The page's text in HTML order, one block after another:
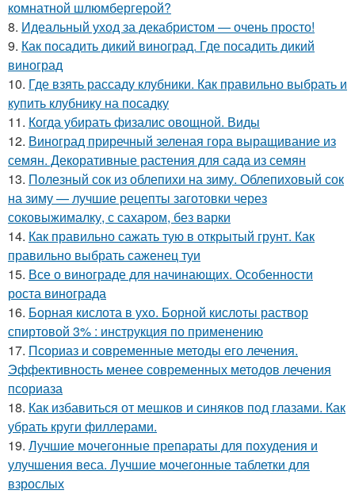
комнатной шлюмбергерой?
8. Идеальный уход за декабристом — очень просто!
9. Как посадить дикий виноград. Где посадить дикий
виноград
10. Где взять рассаду клубники. Как правильно выбрать и
купить клубнику на посадку
11. Когда убирать физалис овощной. Виды
12. Виноград приречный зеленая гора выращивание из
семян. Декоративные растения для сада из семян
13. Полезный сок из облепихи на зиму. Облепиховый сок
на зиму — лучшие рецепты заготовки через
соковыжималку, с сахаром, без варки
14. Как правильно сажать тую в открытый грунт. Как
правильно выбрать саженец туи
15. Все о винограде для начинающих. Особенности
роста винограда
16. Борная кислота в ухо. Борной кислоты раствор
спиртовой 3% : инструкция по применению
17. Псориаз и современные методы его лечения.
Эффективность менее современных методов лечения
псориаза
18. Как избавиться от мешков и синяков под глазами. Как
убрать круги филлерами.
19. Лучшие мочегонные препараты для похудения и
улучшения веса. Лучшие мочегонные таблетки для
взрослых